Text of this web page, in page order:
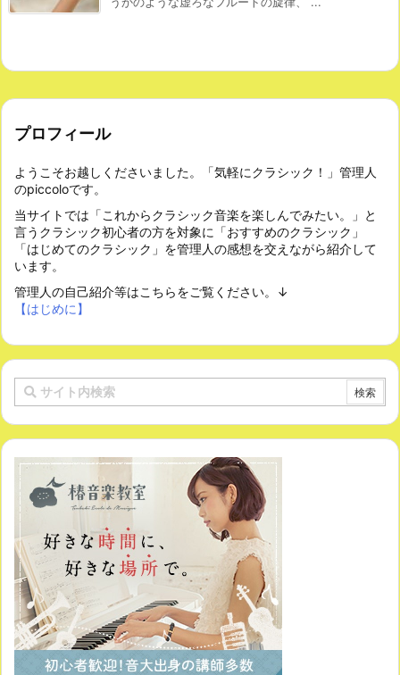
プロフィール
ようこそお越しくださいました。「気軽にクラシック！」管理人
のpiccoloです。
当サイトでは「これからクラシック音楽を楽しんでみたい。」と
言うクラシック初心者の方を対象に「おすすめのクラシック」
「はじめてのクラシック」を管理人の感想を交えながら紹介して
います。
管理人の自己紹介等はこちらをご覧ください。↓
【はじめに】